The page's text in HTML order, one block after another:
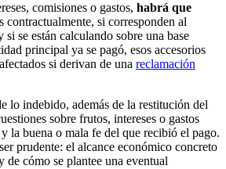
comisiones o gastos, habrá que
contractualmente, si corresponden al
se están calculando sobre una base
principal ya se pagó, esos accesorios
si derivan de una reclamación
lo indebido, además de la restitución del
sobre frutos, intereses o gastos
la buena o mala fe del que recibió el pago.
prudente: el alcance económico concreto
de cómo se plantee una eventual